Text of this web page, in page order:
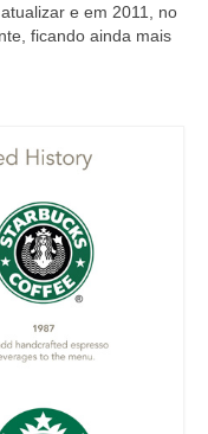
e em 2011, no
ficando ainda mais